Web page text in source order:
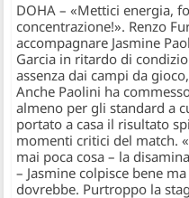
DOHA – «Mettici energia,
concentrazione!». Renzo
accompagnare Jasmine
Garcia in ritardo di
assenza dai campi da
Anche Paolini ha
almeno per gli standard a
portato a casa il risultato
momenti critici del match.
mai poca cosa – la
– Jasmine colpisce bene
dovrebbe. Purtroppo la